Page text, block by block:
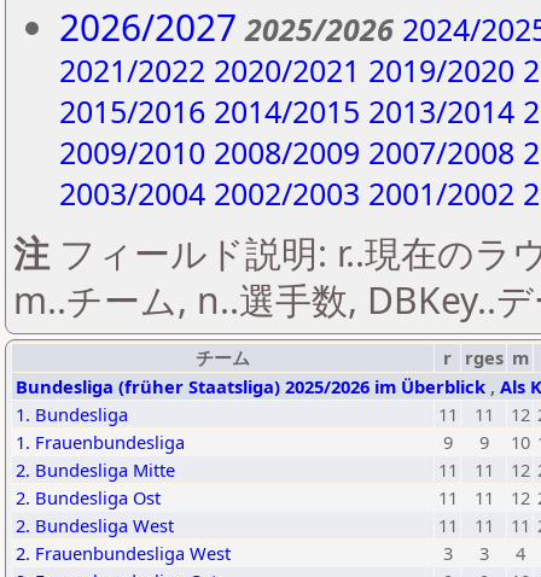
2026/2027 2025/2026 2024/
2021/2022 2020/2021 2019/2020
2015/2016 2014/2015 2013/2014
2009/2010 2008/2009 2007/2008
2003/2004 2002/2003 2001/2002
注フィールド説明: r..現在のラ
m..チーム, n..選手数, DBKey..
チーム r rges m
Bundesliga (früher Staatsliga) 2025/2026 im Überblick , Als
1. Bundesliga
11 11 12
1. Frauenbundesliga
9 9 10
2. Bundesliga Mitte
11 11 12
2. Bundesliga Ost
11 11 12
2. Bundesliga West
11 11 11
2. Frauenbundesliga West
3 3
4